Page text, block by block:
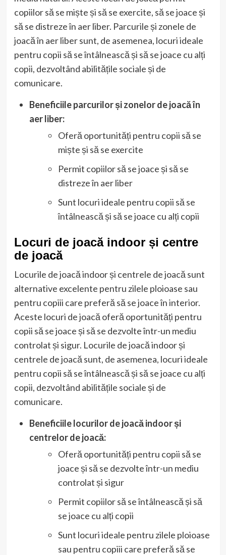
copiilor să se miște și să se exercite, să se joace și
să se distreze în aer liber. Parcurile și zonele de
joacă în aer liber sunt, de asemenea, locuri ideale
pentru copii să se întâlnească și să se joace cu alți
copii, dezvoltând abilitățile sociale și de
comunicare.
Beneficiile parcurilor și zonelor de joacă în
aer liber:
Oferă oportunități pentru copii să se
miște și să se exercite
Permit copiilor să se joace și să se
distreze în aer liber
Sunt locuri ideale pentru copii să se
întâlnească și să se joace cu alți copii
Locuri de joacă indoor și centre
de joacă
Locurile de joacă indoor și centrele de joacă sunt
alternative excelente pentru zilele ploioase sau
pentru copiii care preferă să se joace în interior.
Aceste locuri de joacă oferă oportunități pentru
copii să se joace și să se dezvolte într-un mediu
controlat și sigur. Locurile de joacă indoor și
centrele de joacă sunt, de asemenea, locuri ideale
pentru copii să se întâlnească și să se joace cu alți
copii, dezvoltând abilitățile sociale și de
comunicare.
Beneficiile locurilor de joacă indoor și
centrelor de joacă:
Oferă oportunități pentru copii să se
joace și să se dezvolte într-un mediu
controlat și sigur
Permit copiilor să se întâlnească și să
se joace cu alți copii
Sunt locuri ideale pentru zilele ploioase
sau pentru copiii care preferă să se